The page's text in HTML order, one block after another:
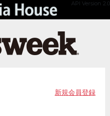
API Version 2.0
新規会員登録